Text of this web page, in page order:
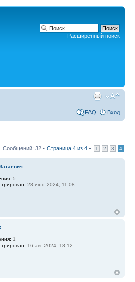
Расширенный поиск
FAQ Вход
Сообщений: 32 • Страница 4 из 4 • 1 2 3 4
5
28 июн 2024, 11:08
1
16 авг 2024, 18:12